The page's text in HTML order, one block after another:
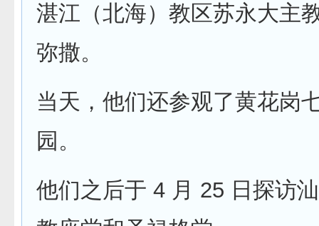
湛江（北海）教区苏永大主
弥撒。
当天，他们还参观了黄花岗
园。
他们之后于 4 月 25 日探访